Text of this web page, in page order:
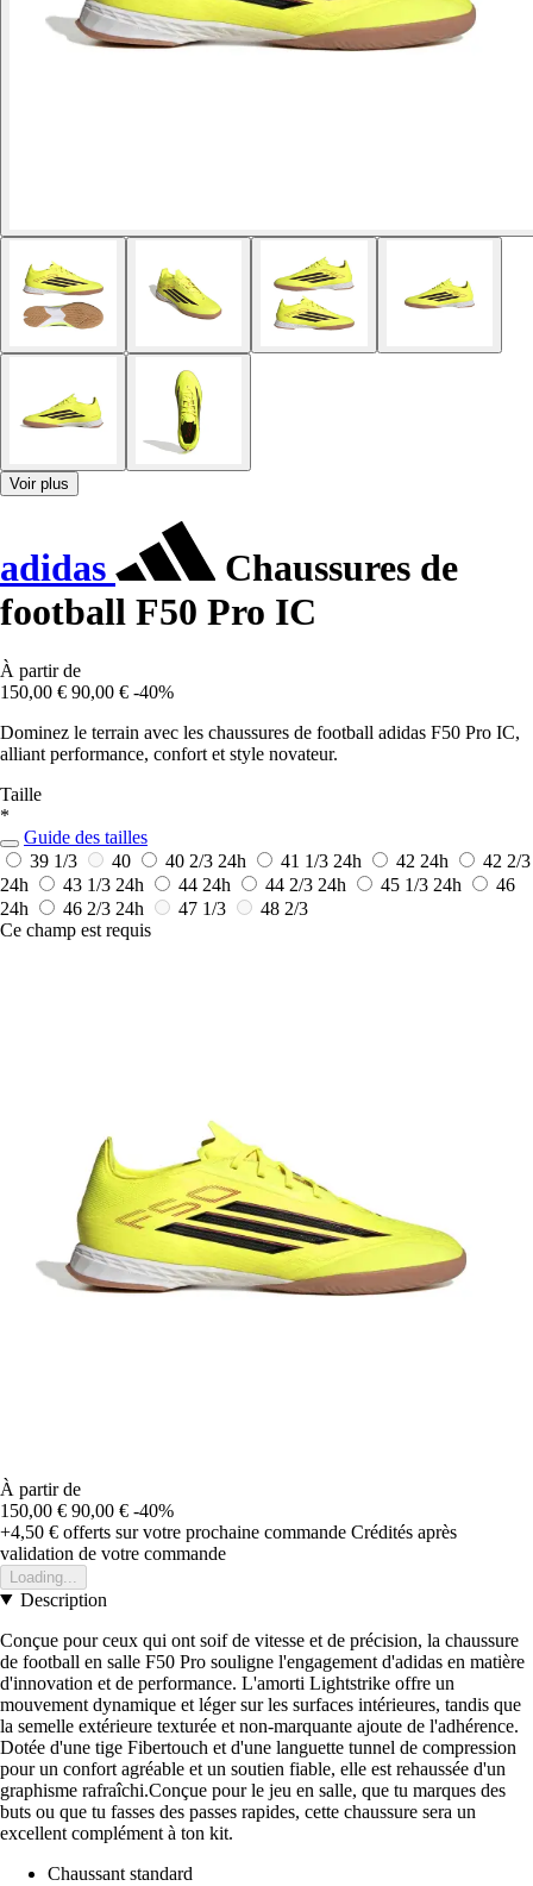
Voir plus
adidas
Chaussures de
football F50 Pro IC
À partir de
150,00 € 90,00 € -40%
Dominez le terrain avec les chaussures de football adidas F50 Pro IC,
alliant performance, confort et style novateur.
Taille
*
Guide des tailles
39 1/3
40 40 2/3 24h 41 1/3 24h 42 24h
42 2/3
24h
43 1/3 24h 44 24h 44 2/3 24h 45 1/3 24h
46
24h
46 2/3 24h 47 1/3
48 2/3
Ce champ est requis
À partir de
150,00 € 90,00 € -40%
+4,50 € offerts sur votre prochaine commande Crédités après
validation de votre commande
Loading...
Description
Conçue pour ceux qui ont soif de vitesse et de précision, la chaussure
de football en salle F50 Pro souligne l'engagement d'adidas en matière
d'innovation et de performance. L'amorti Lightstrike offre un
mouvement dynamique et léger sur les surfaces intérieures, tandis que
la semelle extérieure texturée et non-marquante ajoute de l'adhérence.
Dotée d'une tige Fibertouch et d'une languette tunnel de compression
pour un confort agréable et un soutien fiable, elle est rehaussée d'un
graphisme rafraîchi.Conçue pour le jeu en salle, que tu marques des
buts ou que tu fasses des passes rapides, cette chaussure sera un
excellent complément à ton kit.
Chaussant standard